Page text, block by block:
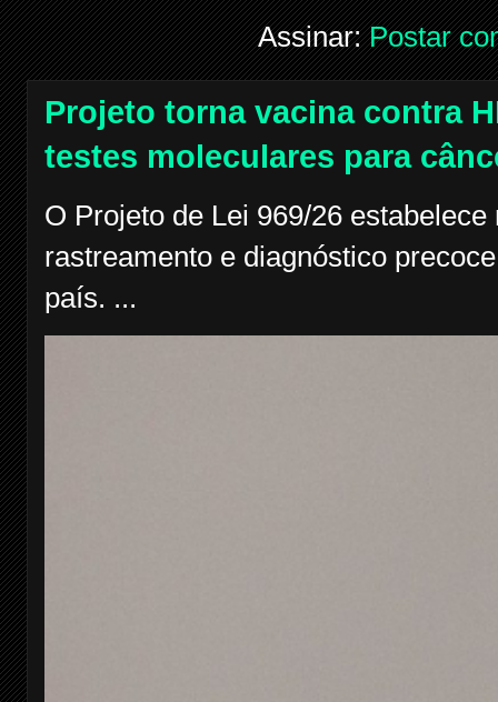
Assinar:Postar
Projeto torna vacina contra
testes moleculares para
O Projeto de Lei 969/26
rastreamento e diagnóstico
país. ...